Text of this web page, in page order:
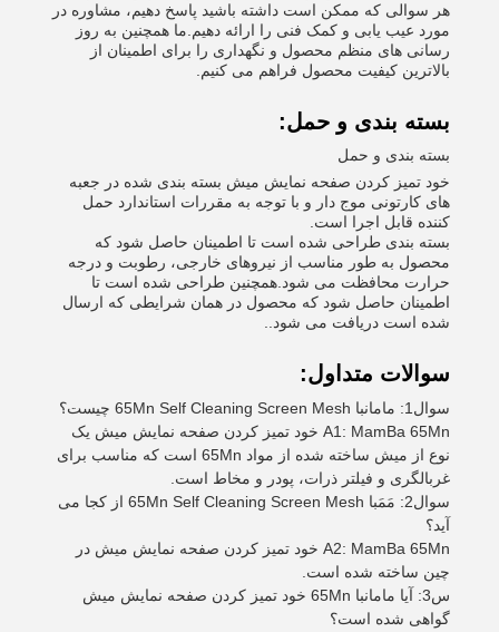
هر سوالی که ممکن است داشته باشید پاسخ دهیم، مشاوره در
مورد عیب یابی و کمک فنی را ارائه دهیم.ما همچنین به روز
رسانی های منظم محصول و نگهداری را برای اطمینان از
بالاترین کیفیت محصول فراهم می کنیم.
بسته بندی و حمل:
بسته بندی و حمل
خود تمیز کردن صفحه نمایش میش بسته بندی شده در جعبه
های کارتونی موج دار و با توجه به مقررات استاندارد حمل
کننده قابل اجرا است.
بسته بندی طراحی شده است تا اطمینان حاصل شود که
محصول به طور مناسب از نیروهای خارجی، رطوبت و درجه
حرارت محافظت می شود.همچنین طراحی شده است تا
اطمینان حاصل شود که محصول در همان شرایطی که ارسال
شده است دریافت می شود..
سوالات متداول:
سوال1: مامانبا 65Mn Self Cleaning Screen Mesh چیست؟
A1: MamBa 65Mn خود تمیز کردن صفحه نمایش میش یک
نوع از میش ساخته شده از مواد 65Mn است که مناسب برای
غربالگری و فیلتر ذرات، پودر و مخاط است.
سوال2: مَمَبا 65Mn Self Cleaning Screen Mesh از کجا می
آید؟
A2: MamBa 65Mn خود تمیز کردن صفحه نمایش میش در
چین ساخته شده است.
س3: آیا مامانبا 65Mn خود تمیز کردن صفحه نمایش میش
گواهی شده است؟